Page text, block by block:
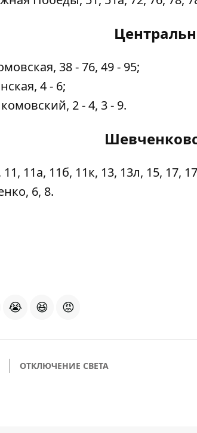
38 - 76, 49 - 95;
4 - 6;
2 - 4, 3 - 9.
11а, 11б, 11к, 13, 13л, 15, 17,
6, 8.
😭 😆 😡
ОТКЛЮЧЕНИЕ СВЕТА